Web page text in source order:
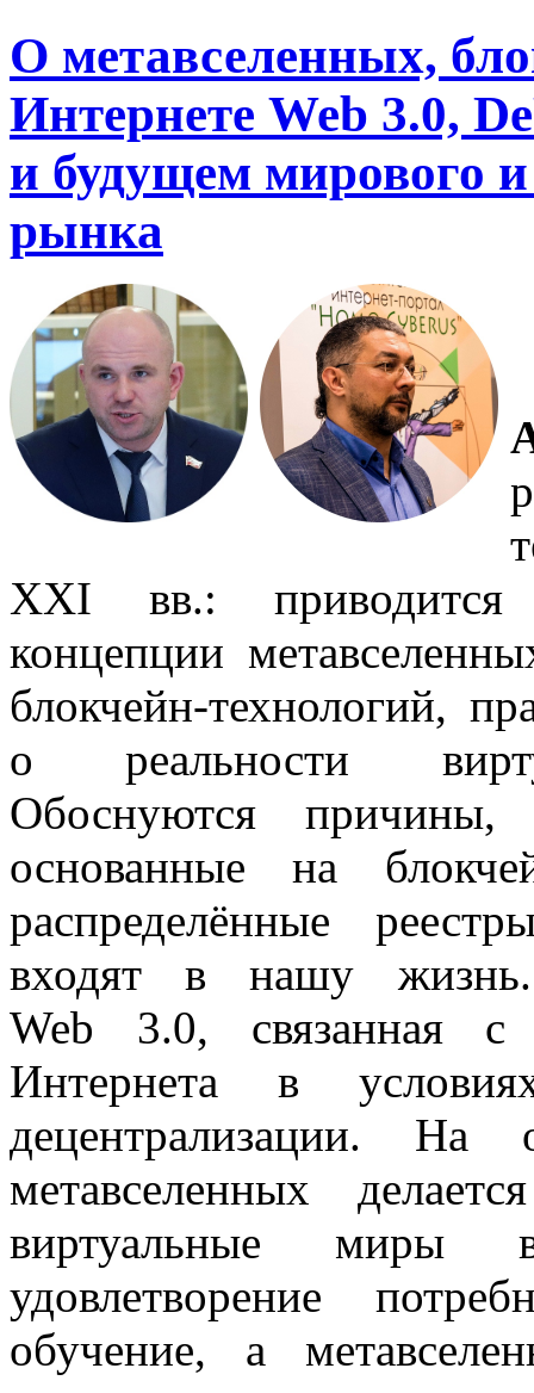
О метавселенных,
Интернете Web 3.0,
и будущем мирового
рынка
XXI вв.: приводится
концепции
блокчейн-технологий,
о реальности
Обоснуются
основанные на
распределённые
входят в нашу жизнь.
Web 3.0, связанная с
Интернета в
децентрализации. На
метавселенных
виртуальные миры
удовлетворение
обучение, а